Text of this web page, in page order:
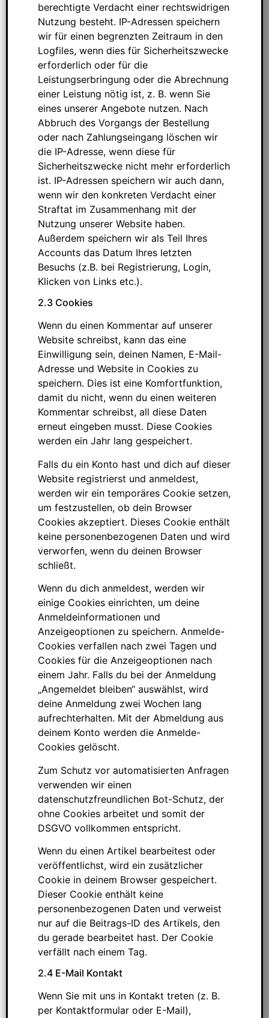
berechtigte Verdacht einer rechtswidrigen
Nutzung besteht. IP-Adressen speichern
wir für einen begrenzten Zeitraum in den
Logfiles, wenn dies für Sicherheitszwecke
erforderlich oder für die
Leistungserbringung oder die Abrechnung
einer Leistung nötig ist, z. B. wenn Sie
eines unserer Angebote nutzen. Nach
Abbruch des Vorgangs der Bestellung
oder nach Zahlungseingang löschen wir
die IP-Adresse, wenn diese für
Sicherheitszwecke nicht mehr erforderlich
ist. IP-Adressen speichern wir auch dann,
wenn wir den konkreten Verdacht einer
Straftat im Zusammenhang mit der
Nutzung unserer Website haben.
Außerdem speichern wir als Teil Ihres
Accounts das Datum Ihres letzten
Besuchs (z.B. bei Registrierung, Login,
Klicken von Links etc.).
2.3 Cookies
Wenn du einen Kommentar auf unserer
Website schreibst, kann das eine
Einwilligung sein, deinen Namen, E-Mail-
Adresse und Website in Cookies zu
speichern. Dies ist eine Komfortfunktion,
damit du nicht, wenn du einen weiteren
Kommentar schreibst, all diese Daten
erneut eingeben musst. Diese Cookies
werden ein Jahr lang gespeichert.
Falls du ein Konto hast und dich auf dieser
Website registrierst und anmeldest,
werden wir ein temporäres Cookie setzen,
um festzustellen, ob dein Browser
Cookies akzeptiert. Dieses Cookie enthält
keine personenbezogenen Daten und wird
verworfen, wenn du deinen Browser
schließt.
Wenn du dich anmeldest, werden wir
einige Cookies einrichten, um deine
Anmeldeinformationen und
Anzeigeoptionen zu speichern. Anmelde-
Cookies verfallen nach zwei Tagen und
Cookies für die Anzeigeoptionen nach
einem Jahr. Falls du bei der Anmeldung
„Angemeldet bleiben“ auswählst, wird
deine Anmeldung zwei Wochen lang
aufrechterhalten. Mit der Abmeldung aus
deinem Konto werden die Anmelde-
Cookies gelöscht.
Zum Schutz vor automatisierten Anfragen
verwenden wir einen
datenschutzfreundlichen Bot-Schutz, der
ohne Cookies arbeitet und somit der
DSGVO vollkommen entspricht.
Wenn du einen Artikel bearbeitest oder
veröffentlichst, wird ein zusätzlicher
Cookie in deinem Browser gespeichert.
Dieser Cookie enthält keine
personenbezogenen Daten und verweist
nur auf die Beitrags-ID des Artikels, den
du gerade bearbeitet hast. Der Cookie
verfällt nach einem Tag.
2.4 E-Mail Kontakt
Wenn Sie mit uns in Kontakt treten (z. B.
per Kontaktformular oder E-Mail),